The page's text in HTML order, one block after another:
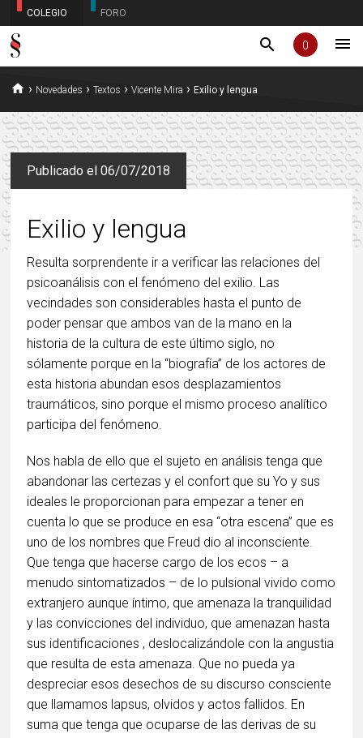
COLEGIO FORO
search 0 menu
home › Novedades ›Textos ›Vicente Mira ›Exilio y lengua
Publicado el 06/07/2018
Exilio y lengua
Resulta sorprendente ir a verificar las relaciones del
psicoanálisis con el fenómeno del exilio. Las
vecindades son considerables hasta el punto de
poder pensar que ambos van de la mano en la
historia de la cultura de este último siglo, no
sólamente porque en la “biografía” de los actores de
esta historia abundan esos desplazamientos
traumáticos, sino porque el mismo proceso analítico
participa del fenómeno.
Nos habla de ello que el sujeto en análisis tenga que
abandonar las certezas y el confort que su Yo y sus
ideales le proporcionan para empezar a tener en
cuenta lo que se produce en esa “otra escena” que es
uno de los nombres que Freud dio al inconsciente.
Que tenga que hacerse cargo de los ecos – a
menudo sintomatizados – de lo pulsional vivido como
extranjero aunque íntimo, que amenaza la tranquilidad
y las convicciones del individuo, que amenazan hasta
sus identificaciones , deslocalizándole con la angustia
que resulta de esta amenaza. Que no pueda ya
despreciar esos desechos de su discurso consciente
que llamamos lapsus, olvidos y actos fallidos. En
suma que tenga que ocuparse de las derivas de su